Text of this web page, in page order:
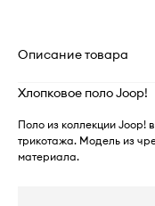
Описание товара
Хлопковое поло Joop!
Поло из коллекции Joop!
трикотажа. Модель из
материала.